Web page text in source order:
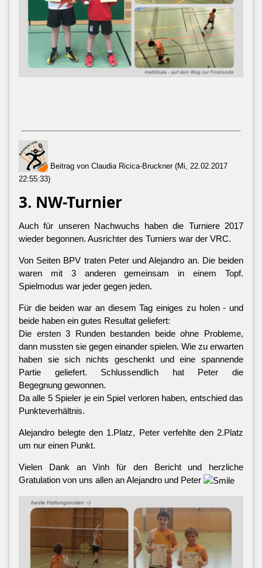
Beitrag von Claudia Ricica-Bruckner (Mi, 22.02.2017
22:55:33)
3. NW-Turnier
Auch für unseren Nachwuchs haben die Turniere 2017
wieder begonnen. Ausrichter des Turniers war der VRC.
Von Seiten BPV traten Peter und Alejandro an. Die beiden
waren mit 3 anderen gemeinsam in einem Topf.
Spielmodus war jeder gegen jeden.
Für die beiden war an diesem Tag einiges zu holen - und
beide haben ein gutes Resultat geliefert:
Die ersten 3 Runden bestanden beide ohne Probleme,
dann mussten sie gegen einander spielen. Wie zu erwarten
haben sie sich nichts geschenkt und eine spannende
Partie geliefert. Schlussendlich hat Peter die
Begegnung gewonnen.
Da alle 5 Spieler je ein Spiel verloren haben, entschied das
Punkteverhältnis.
Alejandro belegte den 1.Platz, Peter verfehlte den 2.Platz
um nur einen Punkt.
Vielen Dank an Vinh für den Bericht und herzliche
Gratulation von uns allen an Alejandro und Peter